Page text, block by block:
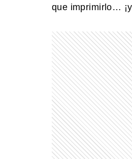
que imprimirlo…